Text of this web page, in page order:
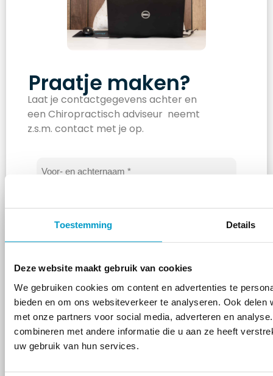
Toestemming Details
Deze website maakt gebruik van cookies
We gebruiken cookies om content en advertenties te
bieden en om ons websiteverkeer te analyseren. Ook
met onze partners voor social media, adverteren en
combineren met andere informatie die u aan ze heeft
uw gebruik van hun services.
Praatje maken?
Laat je contactgegevens achter en
een Chiropractisch adviseur neemt
z.s.m. contact met je op.
mailadres
*
Toestemming
Wanneer je dit formulier gebruikt ga je